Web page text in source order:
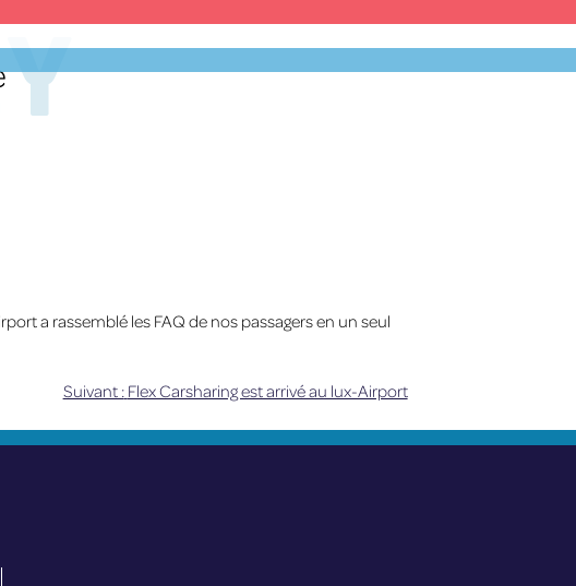
a rassemblé les FAQ de nos passagersen un seul
Suivant : Flex Carsharing est arrivé au lux-Airport